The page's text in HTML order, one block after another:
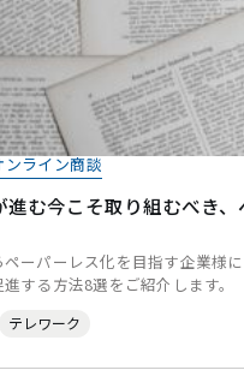
ライン商談
進む今こそ取り組むべき
ーパーレス化を目指す企業様
する方法8選をご紹介します。
テレワーク